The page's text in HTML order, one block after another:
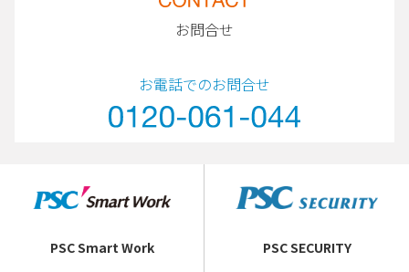
お問合せ
お電話でのお問合せ
PSC Smart Work PSC SECURITY